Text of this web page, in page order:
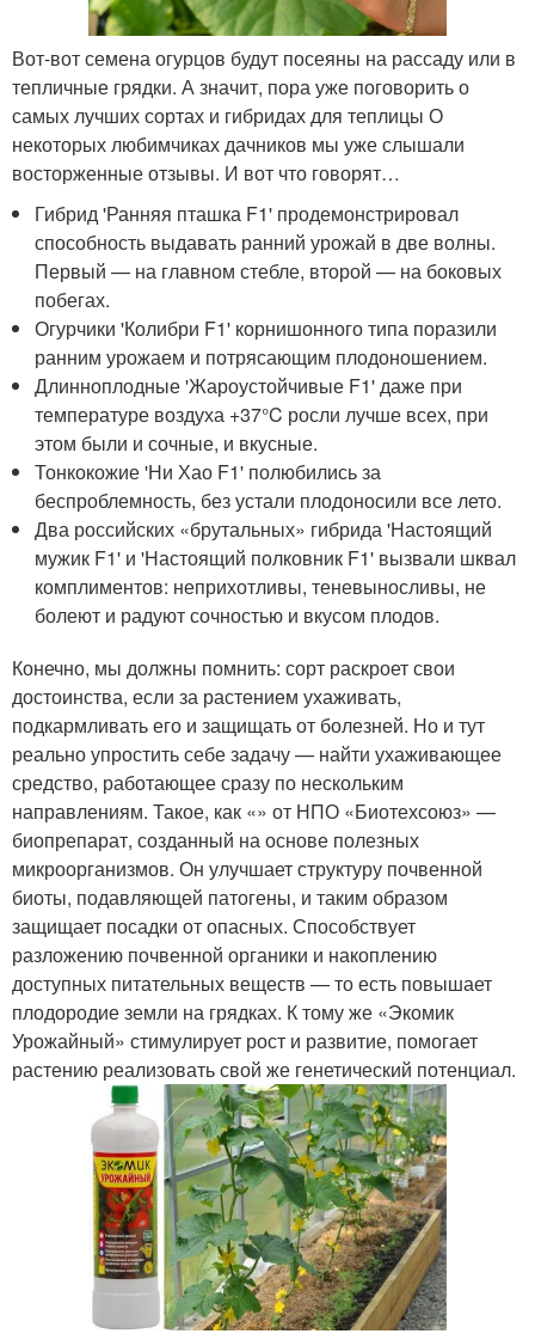
Вот-вот семена огурцов будут посеяны на рассаду или в
тепличные грядки. А значит, пора уже поговорить о
самых лучших сортах и гибридах для теплицы О
некоторых любимчиках дачников мы уже слышали
восторженные отзывы. И вот что говорят…
Гибрид 'Ранняя пташка F1' продемонстрировал
способность выдавать ранний урожай в две волны.
Первый — на главном стебле, второй — на боковых
побегах.
Огурчики 'Колибри F1' корнишонного типа поразили
ранним урожаем и потрясающим плодоношением.
Длинноплодные 'Жароустойчивые F1' даже при
температуре воздуха +37°C росли лучше всех, при
этом были и сочные, и вкусные.
Тонкокожие 'Ни Хао F1' полюбились за
беспроблемность, без устали плодоносили все лето.
Два российских «брутальных» гибрида 'Настоящий
мужик F1' и 'Настоящий полковник F1' вызвали шквал
комплиментов: неприхотливы, теневыносливы, не
болеют и радуют сочностью и вкусом плодов.
Конечно, мы должны помнить: сорт раскроет свои
достоинства, если за растением ухаживать,
подкармливать его и защищать от болезней. Но и тут
реально упростить себе задачу — найти ухаживающее
средство, работающее сразу по нескольким
направлениям. Такое, как «» от НПО «Биотехсоюз» —
биопрепарат, созданный на основе полезных
микроорганизмов. Он улучшает структуру почвенной
биоты, подавляющей патогены, и таким образом
защищает посадки от опасных. Способствует
разложению почвенной органики и накоплению
доступных питательных веществ — то есть повышает
плодородие земли на грядках. К тому же «Экомик
Урожайный» стимулирует рост и развитие, помогает
растению реализовать свой же генетический потенциал.